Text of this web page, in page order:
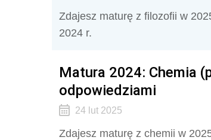
Zdajesz maturę z filozofii w
2024 r.
Matura 2024: Chemia
odpowiedziami
24 lut 2025
Zdajesz maturę z chemii w